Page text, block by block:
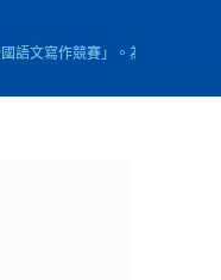
文寫作競賽」。為提升學生